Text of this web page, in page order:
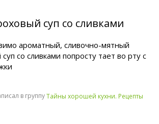
суп со сливками
ароматный, сливочно-мятный
со сливками попросту тает во рту с
в группуТайны хорошей кухни. Рецепты